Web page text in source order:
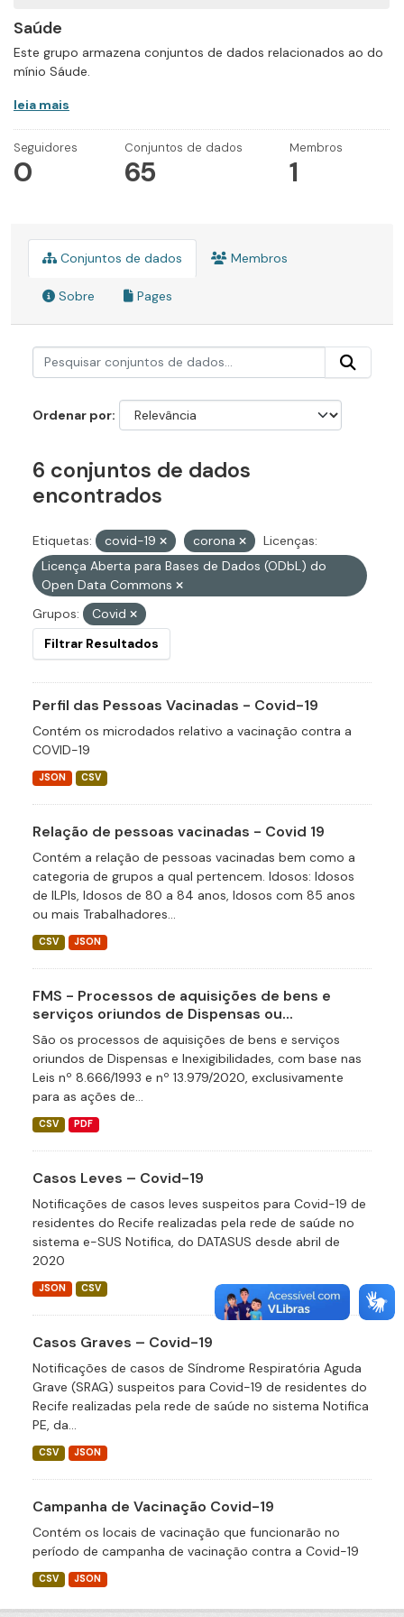
Saúde
Este grupo armazena conjuntos de dados relacionados ao do
mínio Sáude.
leia mais
Seguidores
0
Conjuntos de dados
65
Membros
1
Conjuntos de dados Membros
Sobre Pages
Ordenar por
6 conjuntos de dados
encontrados
Etiquetas: covid-19 corona
Licenças:
Licença Aberta para Bases de Dados (ODbL) do
Open Data Commons
Grupos:
Covid
Filtrar Resultados
Perfil das Pessoas Vacinadas - Covid-19
Contém os microdados relativo a vacinação contra a
COVID-19
JSON CSV
Relação de pessoas vacinadas - Covid 19
Contém a relação de pessoas vacinadas bem como a
categoria de grupos a qual pertencem. Idosos: Idosos
de ILPIs, Idosos de 80 a 84 anos, Idosos com 85 anos
ou mais Trabalhadores...
CSV JSON
FMS - Processos de aquisições de bens e
serviços oriundos de Dispensas ou...
São os processos de aquisições de bens e serviços
oriundos de Dispensas e Inexigibilidades, com base nas
Leis nº 8.666/1993 e nº 13.979/2020, exclusivamente
para as ações de...
CSV PDF
Casos Leves – Covid-19
Notificações de casos leves suspeitos para Covid-19 de
residentes do Recife realizadas pela rede de saúde no
sistema e-SUS Notifica, do DATASUS desde abril de
2020
JSON CSV
Casos Graves – Covid-19
Notificações de casos de Síndrome Respiratória Aguda
Grave (SRAG) suspeitos para Covid-19 de residentes do
Recife realizadas pela rede de saúde no sistema Notifica
PE, da...
CSV JSON
Campanha de Vacinação Covid-19
Contém os locais de vacinação que funcionarão no
período de campanha de vacinação contra a Covid-19
CSV JSON